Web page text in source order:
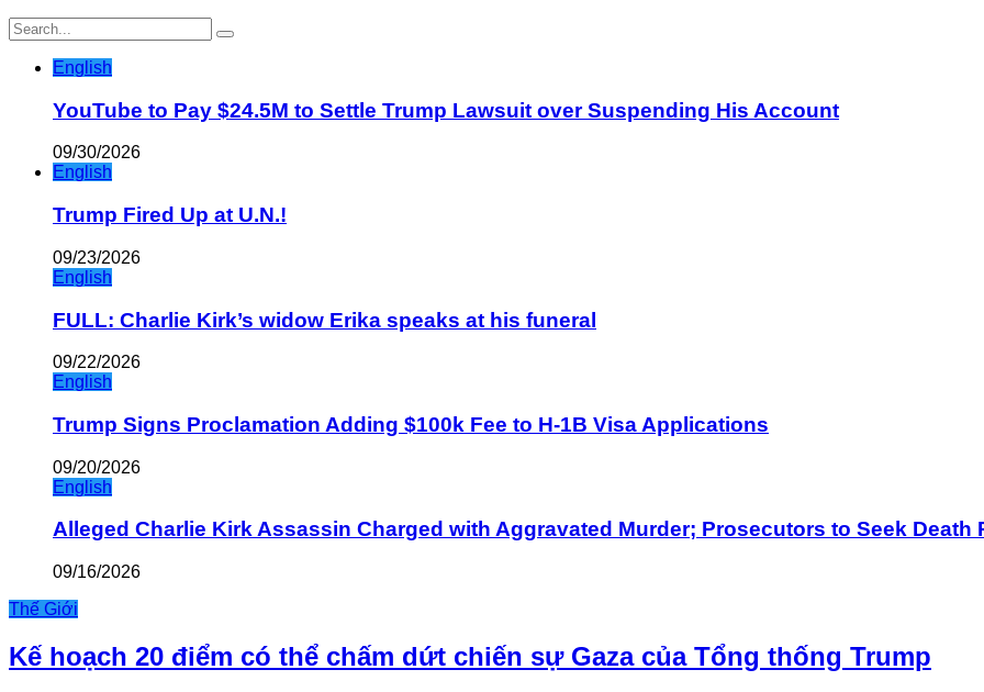
English
YouTube to Pay $24.5M to Settle Trump Lawsuit over Suspending His Account
09/30/2026
English
Trump Fired Up at U.N.!
09/23/2026
English
FULL: Charlie Kirk’s widow Erika speaks at his funeral
09/22/2026
English
Trump Signs Proclamation Adding $100k Fee to H-1B Visa Applications
09/20/2026
English
Alleged Charlie Kirk Assassin Charged with Aggravated Murder; Prosecutors to Seek Death
09/16/2026
Thế Giới
Kế hoạch 20 điểm có thể chấm dứt chiến sự Gaza của Tổng thống Trump